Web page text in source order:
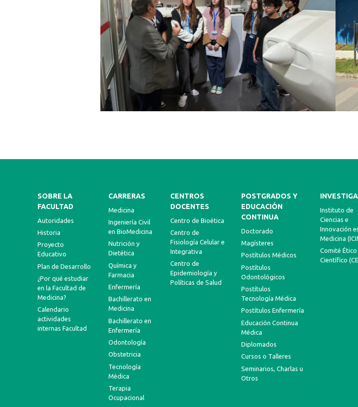
SOBRE LA
FACULTAD
Autoridades
Historia
Proyecto
Educativo
Plan de Desarrollo
¿Por qué estudiar
en la Facultad de
Medicina?
Calendario
actividades
internas Facultad
CARRERAS
Medicina
Ingeniería Civil
en BioMedicina
Nutrición y
Dietética
Química y
Farmacia
Enfermería
Bachillerato en
Medicina
Bachillerato en
Enfermería
Odontología
Obstetricia
Tecnología
Médica
Terapia
Ocupacional
CENTROS
DOCENTES
Centro de Bioética
Centro de
Fisiología Celular e
Integrativa
Centro de
Epidemiología y
Políticas de Salud
POSTGRADOS Y
EDUCACIÓN
CONTINUA
Doctorado
Magísteres
Postítulos Médicos
Postítulos
Odontológicos
Postítulos
Tecnología Médica
Postítulos Enfermería
Educación Continua
Médica
Diplomados
Cursos o Talleres
Seminarios, Charlas u
Otros
Instituto de
Ciencias e
Innovación
Medicina
Comité Ético
Científico